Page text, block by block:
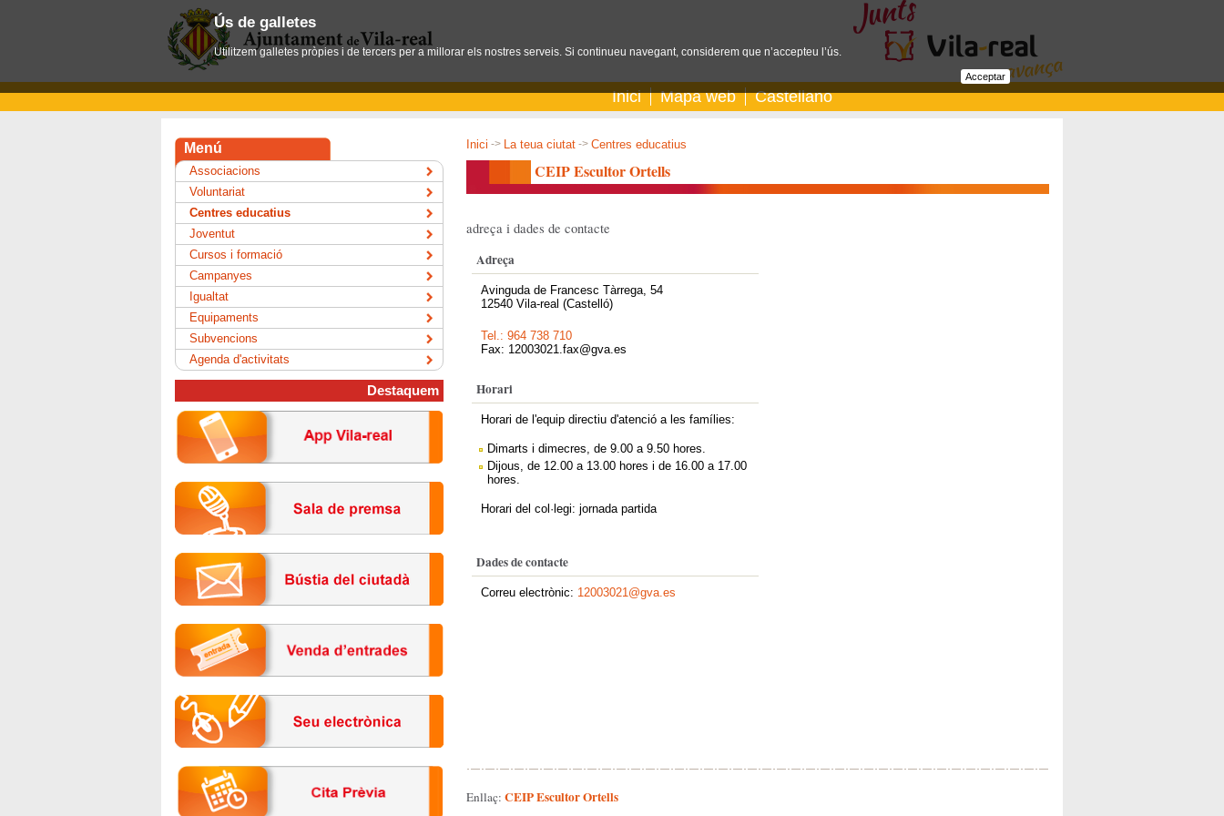
Inici Mapa web Castellano
Inici -> La teua ciutat -> Centres educatius
CEIP Escultor Ortells
adreça i dades de contacte
Adreça
Avinguda de Francesc Tàrrega, 54
12540 Vila-real (Castelló)
Tel.: 964 738 710
Fax: 12003021.fax@gva.es
Horari
Horari de l'equip directiu d'atenció a les famílies:
Dimarts i dimecres, de 9.00 a 9.50 hores.
Dijous, de 12.00 a 13.00 hores i de 16.00 a 17.00
hores.
Horari del col·legi: jornada partida
Dades de contacte
Correu electrònic: 12003021@gva.es
Enllaç: CEIP Escultor Ortells
Menú
Associacions
Voluntariat
Centres educatius
Joventut
Cursos i formació
Campanyes
Igualtat
Equipaments
Subvencions
Agenda d'activitats
Destaquem
Ús de galletes
Utilitzem galletes pròpies i de tercers per a millorar els nostres serveis. Si continueu navegant, considerem que n’accepteu l’ús.
Acceptar